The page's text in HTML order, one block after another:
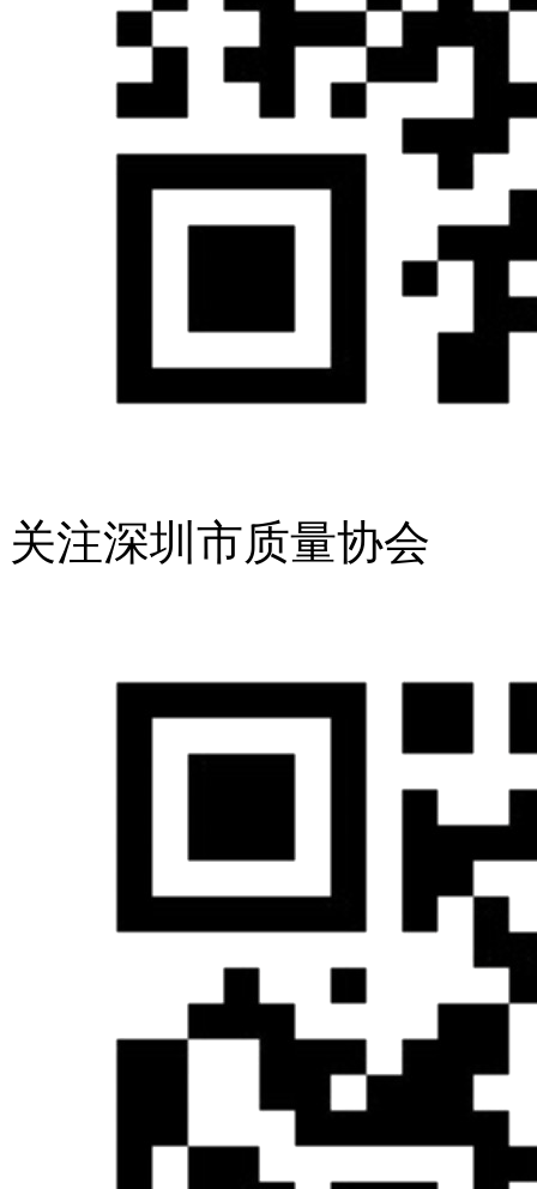
关注深圳市质量协会